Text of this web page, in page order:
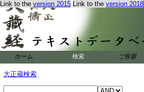
Link to the version 2015 Link to the version 2018
ホーム 検索 ご挨拶
大正蔵検索